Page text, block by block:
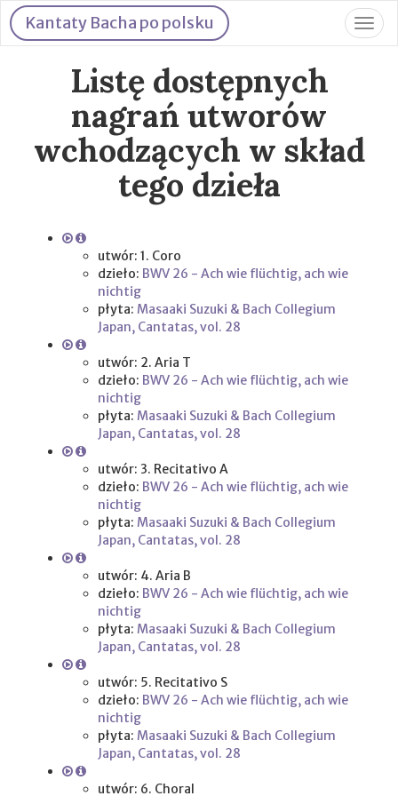
Kantaty Bacha po polsku
Listę dostępnych
nagrań utworów
wchodzących w skład
tego dzieła
utwór: 1. Coro
dzieło: BWV 26 - Ach wie flüchtig, ach wie
nichtig
płyta: Masaaki Suzuki & Bach Collegium
Japan, Cantatas, vol. 28
utwór: 2. Aria T
dzieło: BWV 26 - Ach wie flüchtig, ach wie
nichtig
płyta: Masaaki Suzuki & Bach Collegium
Japan, Cantatas, vol. 28
utwór: 3. Recitativo A
dzieło: BWV 26 - Ach wie flüchtig, ach wie
nichtig
płyta: Masaaki Suzuki & Bach Collegium
Japan, Cantatas, vol. 28
utwór: 4. Aria B
dzieło: BWV 26 - Ach wie flüchtig, ach wie
nichtig
płyta: Masaaki Suzuki & Bach Collegium
Japan, Cantatas, vol. 28
utwór: 5. Recitativo S
dzieło: BWV 26 - Ach wie flüchtig, ach wie
nichtig
płyta: Masaaki Suzuki & Bach Collegium
Japan, Cantatas, vol. 28
utwór: 6. Choral